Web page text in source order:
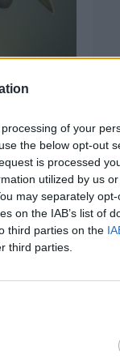
of your
the below opt-out
is processed
utilized by us
may separately
on the IAB’s list of
third parties on the
third parties.
στη